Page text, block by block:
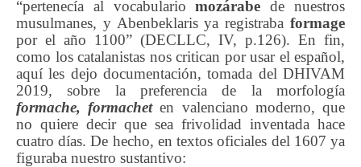
“pertenecía al vocabulariomozárabe de nuestros
musulmanes, y Abenbeklaris ya registraba formage
por el año 1100” (DECLLC, IV, p.126). En fin,
como los catalanistas nos critican por usar el español,
aquí les dejo documentación, tomada del DHIVAM
2019, sobre la preferencia de la morfología
formache, formacheten valenciano moderno, que
no quiere decir que sea frivolidad inventada hace
cuatro días. De hecho, en textos oficiales del 1607 ya
figuraba nuestro sustantivo: